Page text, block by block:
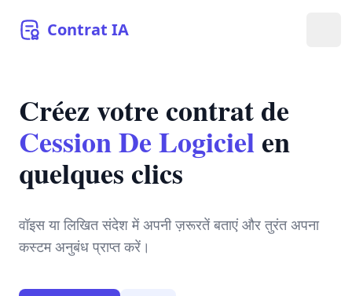
Contrat IA
Créez votre contrat de
Cession De Logicielen
quelques clics
वॉइस या लिखित संदेश में अपनी ज़रूरतें बताएं और तुरंत अपना
कस्टम अनुबंध प्राप्त करें।